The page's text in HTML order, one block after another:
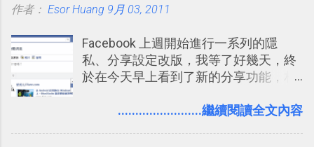
Google Drive 變身 Trello ！幫雲端硬碟
著 Trello ，卻還沒有在電腦玩物上寫過
一篇完整的介紹！雖然錯過了幾年前第
一時間推薦 Trello 的時機，但在這段時
澱自己的使用方法，歸納出「 為什麼值
作者： Esor Huang 9月 03, 2011
Facebook 上週開始進行一系列的隱
私、分享設定改版，我等了好幾天，終
於在今天早上看到了新的分享功能，相
用新版的分享功能與隱私設定。 嚴格來
........................繼續閱讀全文內容